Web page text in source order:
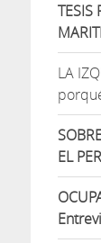
TESIS
LA
EL